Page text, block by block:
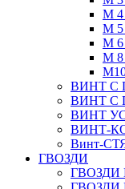
М 4
М 5
М 6
М 8
ВИНТ С
ВИНТ С
ВИНТ
ВИНТ-
Винт-
ГВОЗДИ